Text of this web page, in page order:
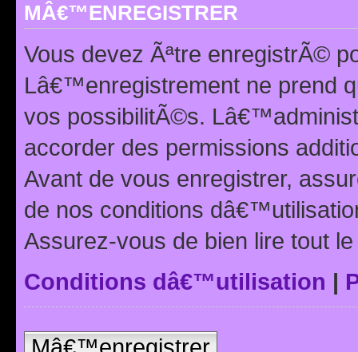
MÂ€™ENREGISTRER
Vous devez Ãªtre enregistrÃ©
Lâ€™enregistrement ne prend
vos possibilitÃ©s.
accorder des permissions
Avant de vous enregistrer,
de nos conditions
Assurez-vous de bien lire tout
Conditions dâ€™utilisation |
Mâ€™enregistrer